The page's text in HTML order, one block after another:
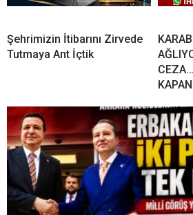
Şehrimizin İtibarını Zirvede
Tutmaya Ant İçtik